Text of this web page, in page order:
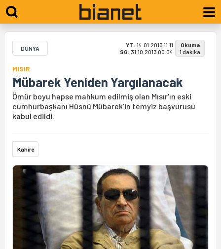
DÜNYA YT: 14.01.2013 11:11
SG: 31.10.2013 00:04
Okuma
1 dakika
MISIR
Mübarek Yeniden Yargılanacak
Ömür boyu hapse mahkum edilmiş olan Mısır'ın eski
cumhurbaşkanı Hüsnü Mübarek'in temyiz başvurusu
kabul edildi.
Kahire